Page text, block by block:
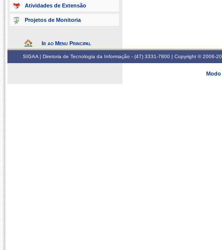
Atividades de Extensão
Projetos de Monitoria
Ir ao Menu Principal
SIGAA | Diretoria de Tecnologia da Informação - (47) 3331-7800 | Copyright © 2006-
Modo